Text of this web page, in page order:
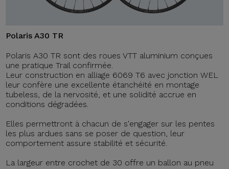
Polaris A30 TR
Polaris A30 TR sont des roues VTT aluminium conçues
une pratique Trail confirmée.
Leur construction en alliage 6069 T6 avec jonction WEL
leur confère une excellente étanchéité en montage
tubeless, de la nervosité, et une solidité accrue en
conditions dégradées.
Elles permettront à chacun de s'engager sur les pentes
les plus ardues sans se poser de question, leur
comportement assure stabilité et sécurité.
La largeur entre crochet de 30 offre un ballon au pneu